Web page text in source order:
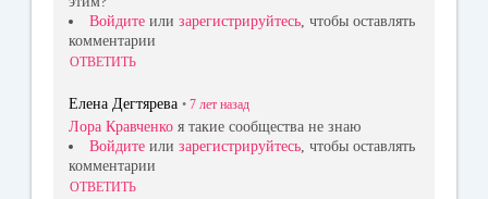
Войдите или зарегистрируйтесь, чтобы оставлять
комментарии
ОТВЕТИТЬ
Елена Дегтярева • 7 лет назад
Лора Кравченко я такие сообщества не знаю
Войдите или зарегистрируйтесь , чтобы оставлять
комментарии
ОТВЕТИТЬ